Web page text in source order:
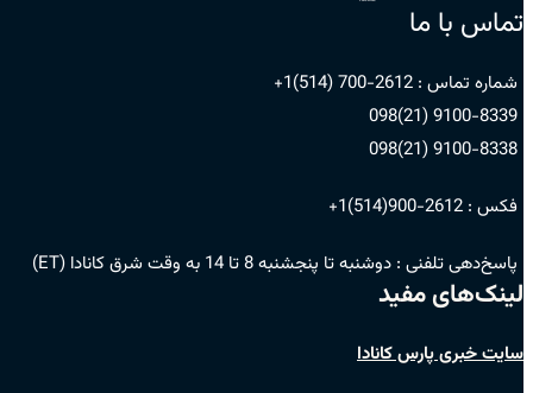
تماس با ما
شماره تماس : 2612-700 (514)1+
9100-8339 (21)098
9100-8338 (21)098
فکس : 2612-900(514)1+
پاسخ‌دهی تلفنی : دوشنبه تا پنجشنبه 8 تا 14 به وقت شرق کانادا (ET)
لینک‌های مفید
سایت خبری پارس کانادا